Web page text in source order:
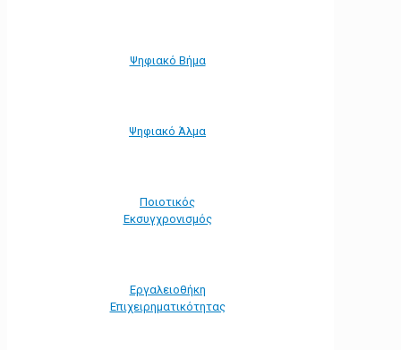
Ψηφιακό Βήμα
Ψηφιακό Άλμα
Ποιοτικός
Εκσυγχρονισμός
Εργαλειοθήκη
Eπιχειρηματικότητας